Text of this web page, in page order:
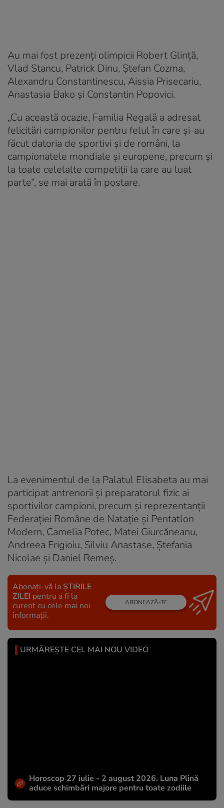
Au mai fost prezenţi olimpicii Robert Glinţă,
Vlad Stancu, Patrick Dinu, Ştefan Cozma,
Alexandru Constantinescu, Aissia Prisecariu,
Anastasia Bako şi Constantin Popovici.
„Cu această ocazie, Familia Regală a adresat
felicitări campionilor pentru felul în care și-au
făcut datoria de sportivi și de români, la
campionatele mondiale și europene, precum și
la toate celelalte competiții la care au luat
parte”, se mai arată în postare.
La evenimentul de la Palatul Elisabeta au mai
participat antrenorii şi preparatorul fizic ai
sportivilor campioni, precum şi reprezentanţii
Federaţiei Române de Nataţie şi Pentatlon
Modern, Camelia Potec, Matei Giurcăneanu,
Andreea Frigioiu, Silviu Anastase, Ştefania
Nicolae şi Daniel Remeş.
Abonați-vă la ȘTIRILE
ZILEI pentru a fi la
curent cu cele mai noi
informații.
ABONEAZĂ-TE
URMĂREȘTE CEL MAI NOU VIDEO
Horoscop 27 iulie - 2 august 2026. Luna Plină
aduce schimbări majore pentru toate zodiile